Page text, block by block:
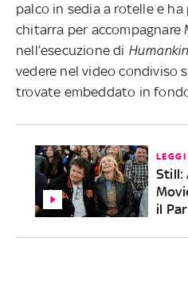
palco in sedia a rotelle e
chitarra per accompagnare
nell’esecuzione di
vedere nel video condiviso
trovate embeddato in
Still:
il